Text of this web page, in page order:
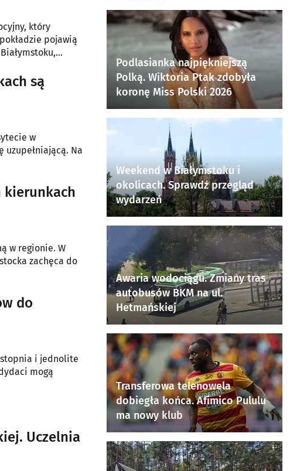
który
pojawią
są
w
uzupełniającą. Na
kierunkach
w regionie. W
zachęca do
do
stopnia i jednolite
mogą
Uczelnia
Podlasianka najpiękniejszą
Polką. Wiktoria Ptak zdobyła
koronę Miss Polski 2026
Weekend w Białymstoku i
okolicach. Sprawdź przegląd
wydarzeń
Awaria wodociągu. Zmiany tras
autobusów BKM na ul.
Hetmańskiej
Transferowa telenowela
dobiegła końca. Afimico Pululu
ma nowy klub